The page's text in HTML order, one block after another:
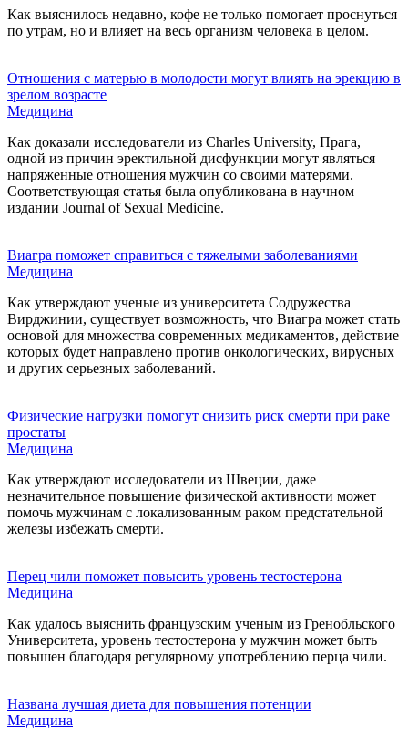
Как выяснилось недавно, кофе не только помогает проснуться
по утрам, но и влияет на весь организм человека в целом.
Отношения с матерью в молодости могут влиять на эрекцию в
зрелом возрасте
Медицина
Как доказали исследователи из Charles University, Прага,
одной из причин эректильной дисфункции могут являться
напряженные отношения мужчин со своими матерями.
Соответствующая статья была опубликована в научном
издании Journal of Sexual Medicine.
Виагра поможет справиться с тяжелыми заболеваниями
Медицина
Как утверждают ученые из университета Содружества
Вирджинии, существует возможность, что Виагра может стать
основой для множества современных медикаментов, действие
которых будет направлено против онкологических, вирусных
и других серьезных заболеваний.
Физические нагрузки помогут снизить риск смерти при раке
простаты
Медицина
Как утверждают исследователи из Швеции, даже
незначительное повышение физической активности может
помочь мужчинам с локализованным раком предстательной
железы избежать смерти.
Перец чили поможет повысить уровень тестостерона
Медицина
Как удалось выяснить французским ученым из Гренобльского
Университета, уровень тестостерона у мужчин может быть
повышен благодаря регулярному употреблению перца чили.
Названа лучшая диета для повышения потенции
Медицина